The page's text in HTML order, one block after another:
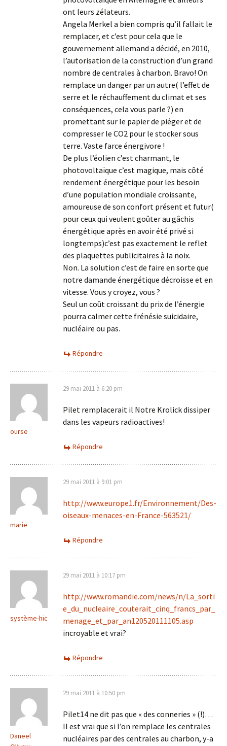
ont leurs zélateurs.
Angela Merkel a bien compris qu’il fallait le
remplacer, et c’est pour cela que le
gouvernement allemand a décidé, en 2010,
l’autorisation de la construction d’un grand
nombre de centrales à charbon. Bravo! On
remplace un danger par un autre( l’effet de
serre et le réchauffement du climat et ses
conséquences, cela vous parle ?) en
promettant sur le papier de piéger et de
compresser le CO2 pour le stocker sous
terre. Vaste farce énergivore !
De plus l’éolien c’est charmant, le
photovoltaïque c’est magique, mais côté
rendement énergétique pour les besoin
d’une population mondiale croissante,
amoureuse de son confort présent et futur(
pour ceux qui veulent goûter au gâchis
énergétique après en avoir été privé si
longtemps)c’est pas exactement le reflet
des plaquettes publicitaires à la noix.
Non. La solution c’est de faire en sorte que
notre damande énergétique décroisse et en
vitesse. Vous y croyez, vous ?
Seul un coût croissant du prix de l’énergie
pourra calmer cette frénésie suicidaire,
nucléaire ou pas.
Répondre
ourse
29 mai 2011 à 6:20 pm
Pilet remplacerait il Notre Krolick dissiper
dans les vapeurs radioactives!
Répondre
marie
29 mai 2011 à 9:01 pm
http://www.europe1.fr/Environnement/Des-
oiseaux-menaces-en-France-563521/
Répondre
système-hic
29 mai 2011 à 10:17 pm
http://www.romandie.com/news/n/La_sorti
e_du_nucleaire_couterait_cinq_francs_par_
menage_et_par_an120520111105.asp
incroyable et vrai?
Répondre
Daneel
29 mai 2011 à 10:50 pm
Pilet14 ne dit pas que « des conneries » (!)…
Il est vrai que si l’on remplace les centrales
nucléaires par des centrales au charbon, y-a